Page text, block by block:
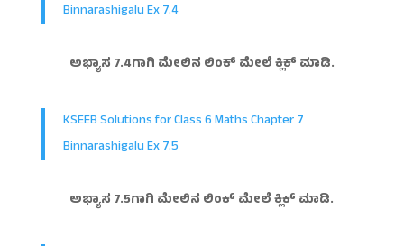
Binnarashigalu Ex 7.4
ಅಭ್ಯಾಸ 7.4ಗಾಗಿ ಮೇಲಿನ ಲಿಂಕ್ ಮೇಲೆ ಕ್ಲಿಕ್ ಮಾಡಿ.
KSEEB Solutions for Class 6 Maths Chapter 7
Binnarashigalu Ex 7.5
ಅಭ್ಯಾಸ 7.5ಗಾಗಿ ಮೇಲಿನ ಲಿಂಕ್ ಮೇಲೆ ಕ್ಲಿಕ್ ಮಾಡಿ.